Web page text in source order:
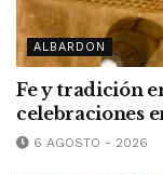
ALBARDON
Fe y tradición
celebraciones
6 AGOSTO - 2026